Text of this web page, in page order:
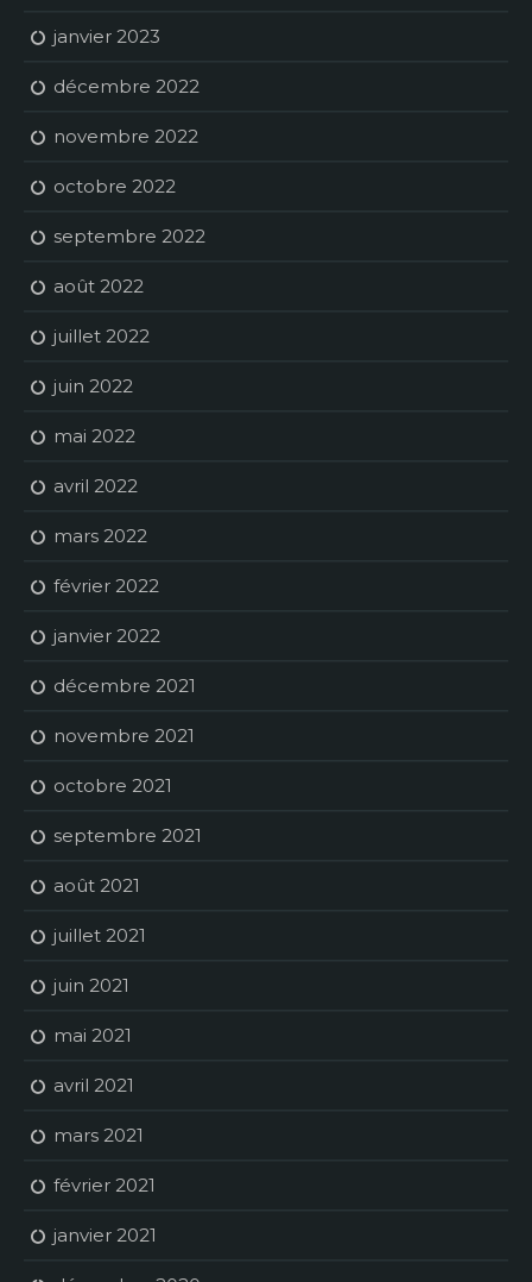
janvier 2023
décembre 2022
novembre 2022
octobre 2022
septembre 2022
août 2022
juillet 2022
juin 2022
mai 2022
avril 2022
mars 2022
février 2022
janvier 2022
décembre 2021
novembre 2021
octobre 2021
septembre 2021
août 2021
juillet 2021
juin 2021
mai 2021
avril 2021
mars 2021
février 2021
janvier 2021